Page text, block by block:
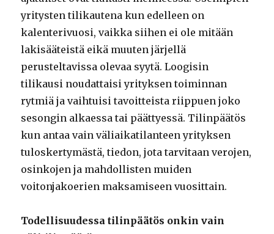
yritysten tilikautena kun edelleen on
kalenterivuosi, vaikka siihen ei ole mitään
lakisääteistä eikä muuten järjellä
perusteltavissa olevaa syytä. Loogisin
tilikausi noudattaisi yrityksen toiminnan
rytmiä ja vaihtuisi tavoitteista riippuen joko
sesongin alkaessa tai päättyessä. Tilinpäätös
kun antaa vain väliaikatilanteen yrityksen
tuloskertymästä, tiedon, jota tarvitaan verojen,
osinkojen ja mahdollisten muiden
voitonjakoerien maksamiseen vuosittain.
Todellisuudessa tilinpäätös onkin vain